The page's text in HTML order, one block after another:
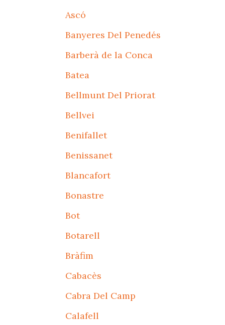
Ascó
Banyeres Del Penedés
Barberà de la Conca
Batea
Bellmunt Del Priorat
Bellvei
Benifallet
Benissanet
Blancafort
Bonastre
Bot
Botarell
Bràfim
Cabacès
Cabra Del Camp
Calafell